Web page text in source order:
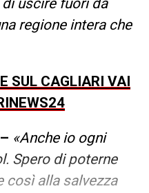
uscire fuori da
regione intera che
SUL CAGLIARI VAI
«Anche io ogni
Spero di poterne
così alla salvezza